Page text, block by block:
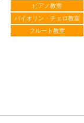
ピアノ教室
バイオリン・チェロ教室
フルート教室